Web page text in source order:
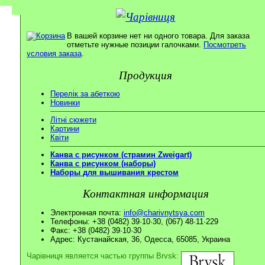
В вашей корзине нет ни одного товара. Для заказа
отметьте нужные позиции галочками. Посмотреть
условия заказа.
Продукция
Перелік за абеткою
Новинки
Літні сюжети
Картини
Квіти
Канва с рисунком (страмин Zweigart)
Канва с рисунком (наборы)
Наборы для вышивания крестом
Контактная информация
Электронная почта: info@charivnytsya.com
Телефоны: +38 (0482) 39·10·30, (067) 48·11·229
Факс: +38 (0482) 39·10·30
Адрес: Кустанайская, 36, Одесса, 65085, Украина
Чарівниця является частью группы Brvsk: